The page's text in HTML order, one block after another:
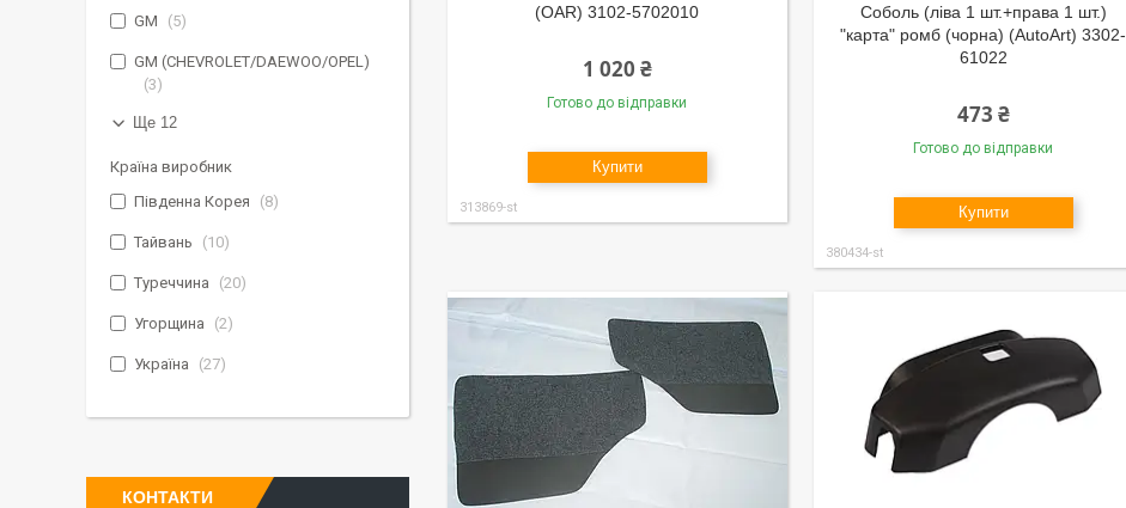
(OAR) 3102-5702010
1 020 ₴
Готово до відправки
Купити
313869-st
Соболь (ліва 1 шт.+права 1 шт.)
"карта" ромб (чорна) (AutoArt) 3302-
61022
473 ₴
Готово до відправки
Купити
380434-st
GM 5
GM (CHEVROLET/DAEWOO/OPEL)
3
Ще 12
Країна виробник
Південна Корея
8
Тайвань 10
Туреччина 20
Угорщина 2
Україна 27
КОНТАКТИ